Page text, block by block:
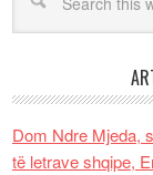
Dom Ndre Mjeda,
të letrave shqipe,